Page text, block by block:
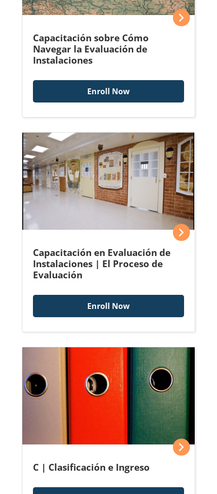
Capacitación sobre Cómo
Navegar la Evaluación de
Instalaciones
Enroll Now
Capacitación en Evaluación de
Instalaciones | El Proceso de
Evaluación
Enroll Now
C | Clasificación e Ingreso